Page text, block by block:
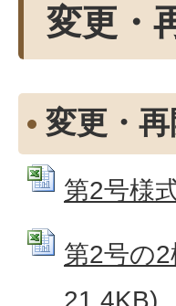
変更・
変更・
第2号様
第2号の
21.4KB)